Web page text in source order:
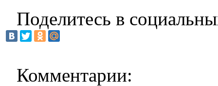
Поделитесь в
Комментарии: